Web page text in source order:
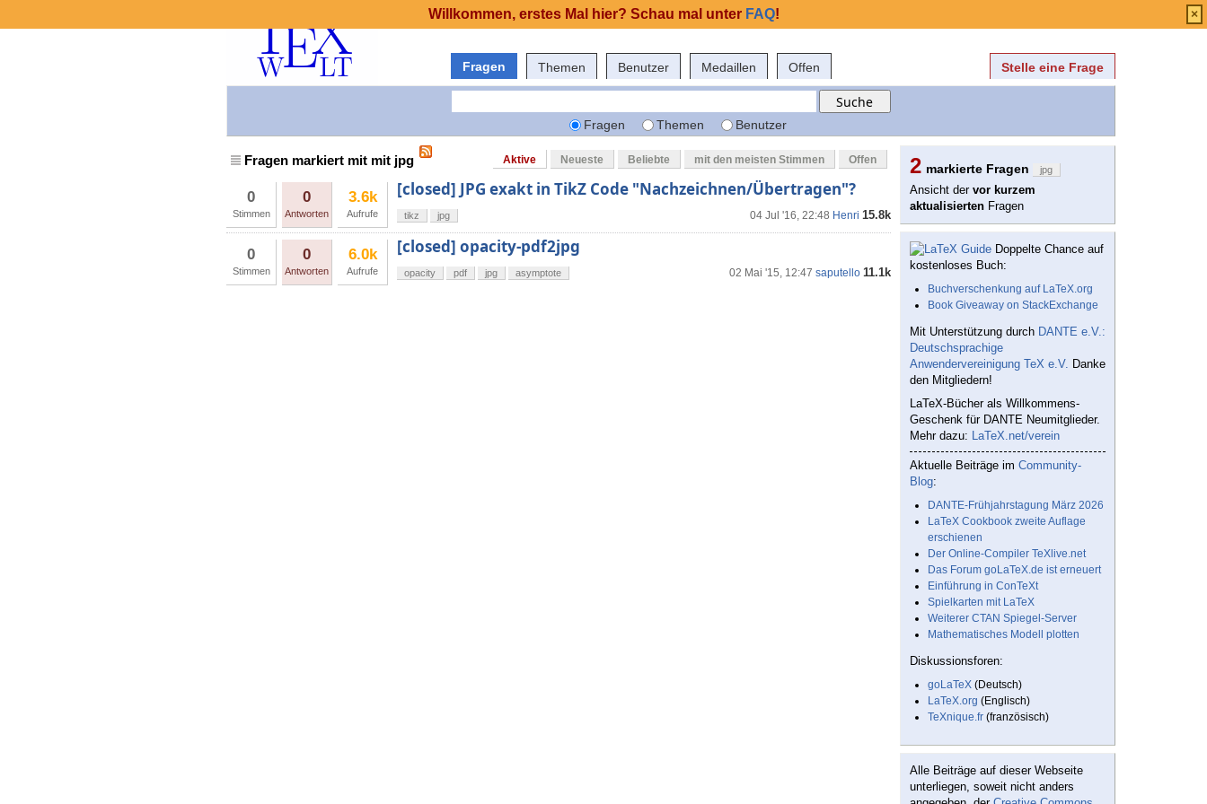
Fragen Themen Benutzer Medaillen Offen Stelle eine Frage
Fragen Themen Benutzer
Fragen markiert mit mit jpg Aktive Neueste Beliebte mit den meisten Stimmen Offen
0
Stimmen
0
Antworten
3.6k
Aufrufe
[closed] JPG exakt in TikZ Code "Nachzeichnen/Übertragen"?
04 Jul '16, 22:48 Henri 15.8k
tikz jpg
0
Stimmen
0
Antworten
6.0k
Aufrufe
[closed] opacity-pdf2jpg
02 Mai '15, 12:47 saputello 11.1k
opacity pdf jpg asymptote
2 markierte Fragen jpg
Ansicht der vor kurzem
aktualisierten Fragen
Doppelte Chance auf
kostenloses Buch:
Buchverschenkung auf LaTeX.org
Book Giveaway on StackExchange
Mit Unterstützung durch DANTE e.V.:
Deutschsprachige
Anwendervereinigung TeX e.V. Danke
den Mitgliedern!
LaTeX-Bücher als Willkommens-
Geschenk für DANTE Neumitglieder.
Mehr dazu: LaTeX.net/verein
Aktuelle Beiträge im Community-
Blog:
DANTE-Frühjahrstagung März 2026
LaTeX Cookbook zweite Auflage
erschienen
Der Online-Compiler TeXlive.net
Das Forum goLaTeX.de ist erneuert
Einführung in ConTeXt
Spielkarten mit LaTeX
Weiterer CTAN Spiegel-Server
Mathematisches Modell plotten
Diskussionsforen:
goLaTeX (Deutsch)
LaTeX.org (Englisch)
TeXnique.fr (französisch)
Alle Beiträge auf dieser Webseite
unterliegen, soweit nicht anders
Willkommen, erstes Mal hier? Schau mal unter FAQ! ×